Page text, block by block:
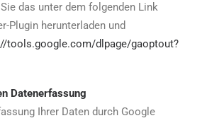
das unter dem folgenden Link
Plugin herunterladen und
tools.google.com/dlpage/gaoptout?
Datenerfassung
Ihrer Daten durch Google